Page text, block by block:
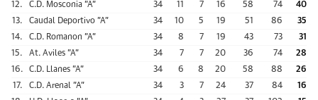
12.
C.D. Mosconia "A" 34 11 7 16 58 74
40
13.
Caudal Deportivo "A" 34 10 5 19 51 86
35
14.
C.D. Romanon "A" 34 8 7 19 43 73
31
15.
At. Aviles "A" 34 7 7 20 36 74
28
16.
C.D. Llanes "A" 34 6 8 20 58 88
26
17.
C.D. Arenal "A" 34 3 7 24 37 84
16